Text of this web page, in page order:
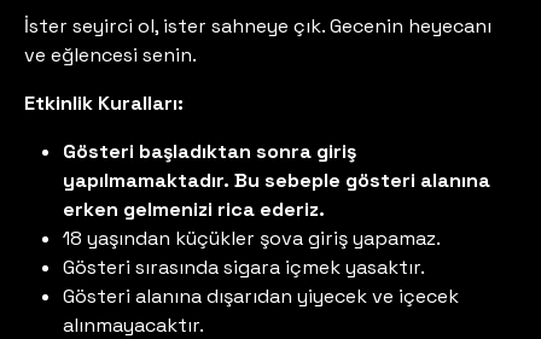
İster seyirci ol, ister sahneye çık. Gecenin heyecanı
ve eğlencesi senin.
Etkinlik Kuralları:
Gösteri başladıktan sonra giriş
yapılmamaktadır. Bu sebeple gösteri alanına
erken gelmenizi rica ederiz.
18 yaşından küçükler şova giriş yapamaz.
Gösteri sırasında sigara içmek yasaktır.
Gösteri alanına dışarıdan yiyecek ve içecek
alınmayacaktır.